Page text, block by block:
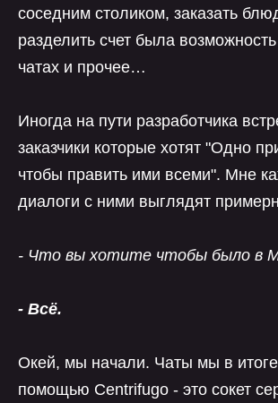
соседним столиком, заказать
разделить счет была
чатах и прочее…
Иногда на пути разработчика
заказчики которые хотят "Одно
чтобы править ими всеми". Мне
диалоги с ними выглядят
- Что вы хотите чтобы было в
- Всё.
Окей, мы начали. Чаты мы в
помощью Centrifugo - это сокет